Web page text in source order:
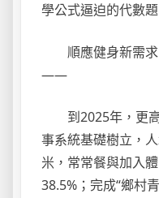
學公式逼迫的代數題
順應健身新需
——
到2025年，更
事系統基礎樹立，
米，常常餐與加入
38.5%；完成“鄉村